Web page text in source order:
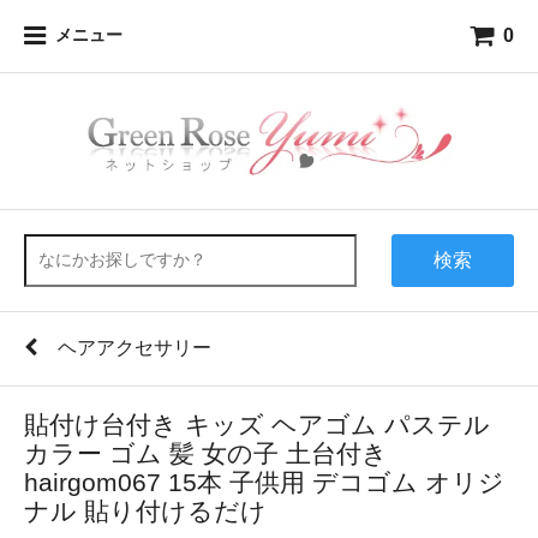
メニュー 0
検索
ヘアアクセサリー
貼付け台付き キッズ ヘアゴム パステル
カラー ゴム 髪 女の子 土台付き
hairgom067 15本 子供用 デコゴム オリジ
ナル 貼り付けるだけ